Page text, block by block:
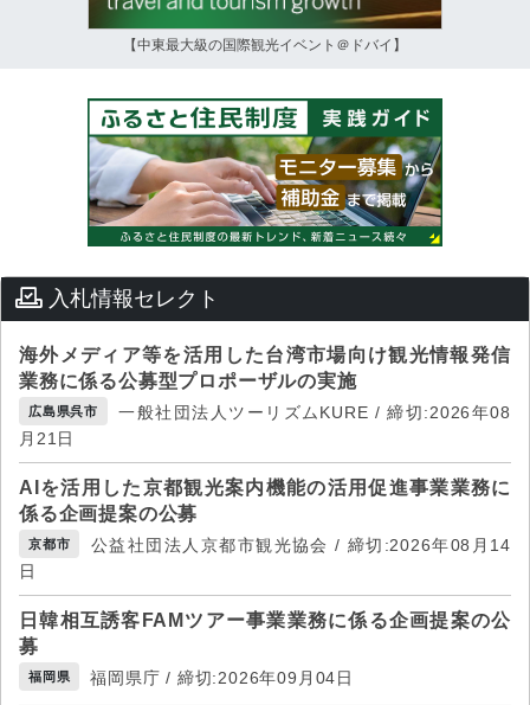
【中東最大級の国際観光イベント＠ドバイ】
入札情報セレクト
海外メディア等を活用した台湾市場向け観光情報発信
業務に係る公募型プロポーザルの実施
広島県呉市
一般社団法人ツーリズムKURE / 締切:2026年08
月21日
AIを活用した京都観光案内機能の活用促進事業業務に
係る企画提案の公募
京都市
公益社団法人京都市観光協会 / 締切:2026年08月14
日
日韓相互誘客FAMツアー事業業務に係る企画提案の公
募
福岡県 福岡県庁 / 締切:2026年09月04日